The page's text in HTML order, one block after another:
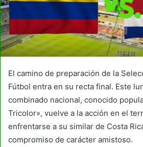
El camino de preparación de la
Fútbol entra en su recta final. Este
combinado nacional, conocido
Tricolor», vuelve a la acción en el
enfrentarse a su similar de Costa
compromiso de carácter amistoso.